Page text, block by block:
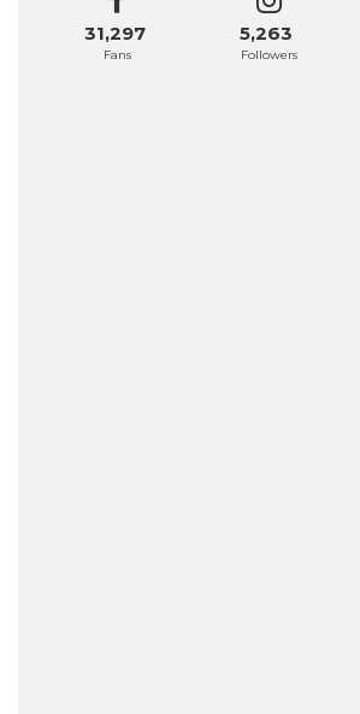
31,297
Fans
5,263
Followers